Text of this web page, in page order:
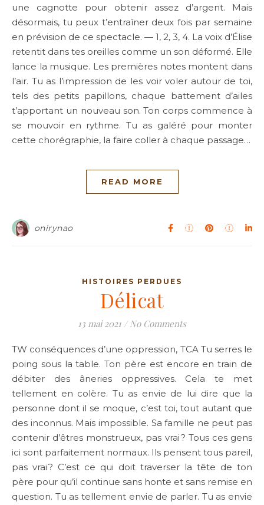
une cagnotte pour obtenir assez d’argent. Mais
désormais, tu peux t’entraîner deux fois par semaine
en prévision de ce spectacle. — 1, 2, 3, 4. La voix d’Élise
retentit dans tes oreilles comme un son déformé. Elle
lance la musique. Les premières notes montent dans
l’air. Tu as l’impression de les voir voler autour de toi,
tels des petits papillons, chaque battement d’ailes
t’apportant un nouveau son. Ton corps commence à
se mouvoir en rythme. Tu as galéré pour monter
cette chorégraphie, la faire coller à chaque passage…
READ MORE
onirynao
HISTOIRES PERDUES
Délicat
13 mai 2021 / No Comments
TW conséquences d’une oppression, TCA Tu serres le
poing sous la table. Ton père est encore en train de
débiter des âneries oppressives. Cela te met
tellement en colère. Tu as envie de lui dire que la
personne dont il se moque, c’est toi, tout autant que
des inconnus. Mais impossible. Sa famille ne peut pas
contenir d’êtres monstrueux, pas vrai ? Tous ces gens
ici sont parfaitement normaux. Ils pensent tous pareil,
pas vrai ? C’est ce qui doit traverser la tête de ton
père pour qu’il continue sans honte et sans remise en
question. Tu as tellement envie de parler. Tu as envie